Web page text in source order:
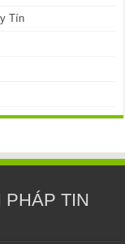
Tín
PHÁP TIN